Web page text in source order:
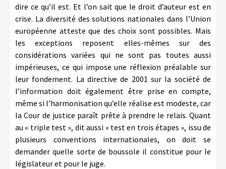
dire ce qu’il est. Et l’on sait que le droit d’auteur est en
crise. La diversité des solutions nationales dans l’Union
européenne atteste que des choix sont possibles. Mais
les exceptions reposent elles-mêmes sur des
considérations variées qui ne sont pas toutes aussi
impérieuses, ce qui impose une réflexion préalable sur
leur fondement. La directive de 2001 sur la société de
l’information doit également être prise en compte,
même si l’harmonisation qu’elle réalise est modeste, car
la Cour de justice paraît prête à prendre le relais. Quant
au « triple test », dit aussi « test en trois étapes », issu de
plusieurs conventions internationales, on doit se
demander quelle sorte de boussole il constitue pour le
législateur et pour le juge.